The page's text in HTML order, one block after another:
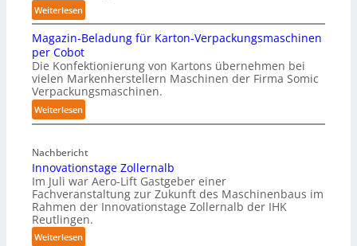
Weiterlesen:
S
c
h
m
i
e
r
e
i
e
u
n
d
Magazin-Beladung für Karton-Verpackungsmaschinen
per Cobot
Die Konfektionierung von Kartons übernehmen bei
vielen Markenherstellern Maschinen der Firma Somic
Verpackungsmaschinen.
Weiterlesen:
M
g
a
z
n
-
Nachbericht
Innovationstage Zollernalb
Im Juli war Aero-Lift Gastgeber einer
Fachveranstaltung zur Zukunft des Maschinenbaus im
Rahmen der Innovationstage Zollernalb der IHK
Reutlingen.
Weiterlesen: